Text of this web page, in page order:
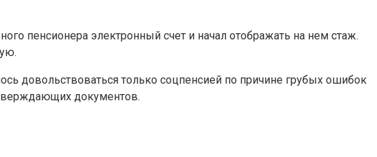
пенсионера электронный счет и начал отображать на нем стаж.
довольствоваться только соцпенсией по причине грубых ошибок
документов.